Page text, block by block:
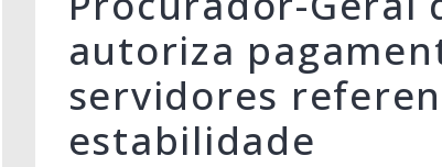
autoriza
servidores
estabilidade